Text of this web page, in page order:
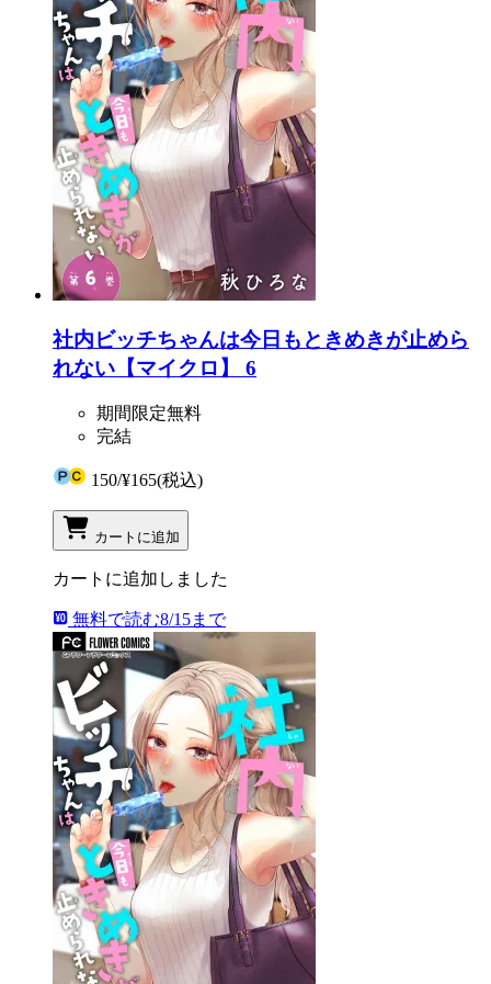
社内ビッチちゃんは今日もときめきが止めら
れない【マイクロ】 6
期間限定無料
完結
150/¥165(税込)
カートに追加
カートに追加しました
無料で読む8/15まで